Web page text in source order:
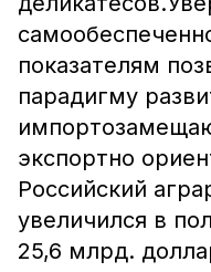
показателям
парадигму
экспортно
Российский
увеличился в
25,6 млрд.